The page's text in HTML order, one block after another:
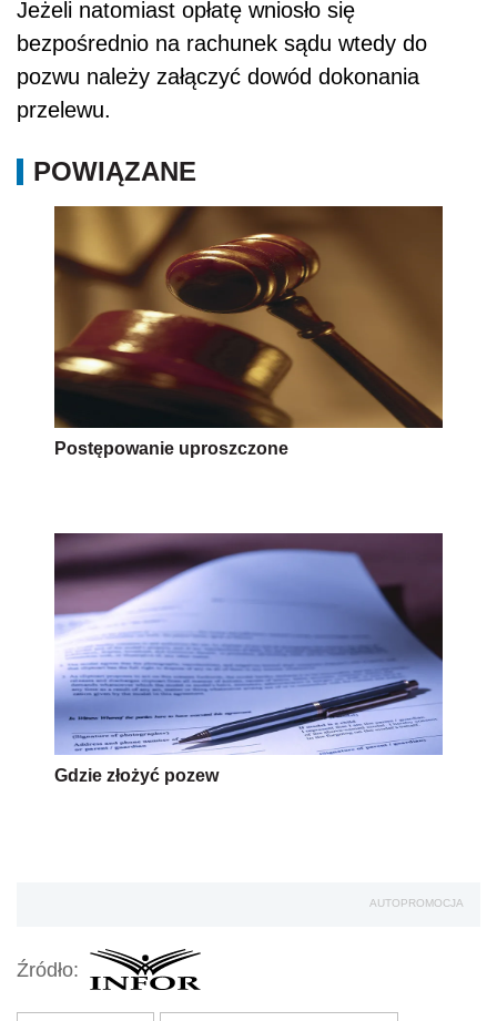
Jeżeli natomiast opłatę wniosło się
bezpośrednio na rachunek sądu wtedy do
pozwu należy załączyć dowód dokonania
przelewu.
POWIĄZANE
Postępowanie uproszczone
Gdzie złożyć pozew
AUTOPROMOCJA
Źródło: